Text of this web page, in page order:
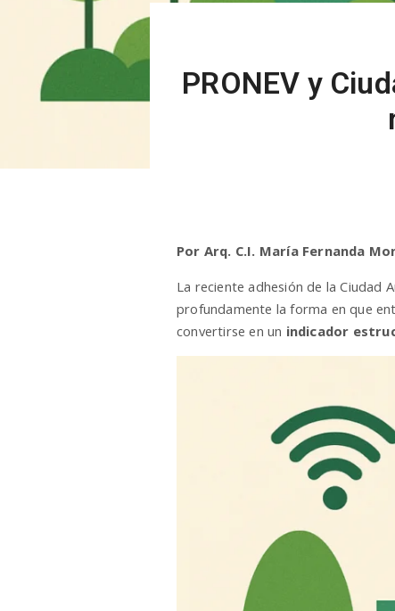
PRONEV y
Por Arq. C.I. María Fernanda
La reciente adhesión de la Ciudad
profundamente la forma en que
convertirse en un indicador